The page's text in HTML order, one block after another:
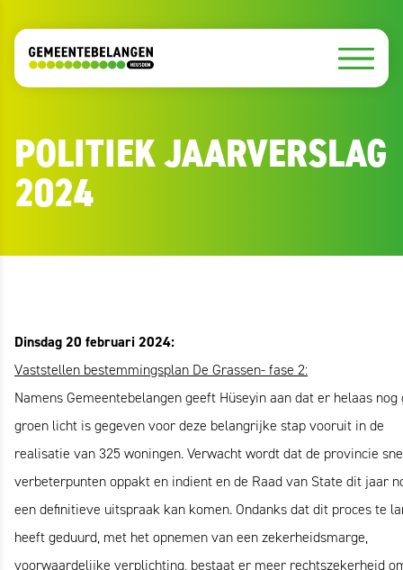
POLITIEK JAARVERSLAG
2024
Dinsdag 20 februari 2024:
Vaststellen bestemmingsplan De Grassen- fase 2:
Namens Gemeentebelangen geeft Hüseyin aan dat er helaas nog
groen licht is gegeven voor deze belangrijke stap vooruit in de
realisatie van 325 woningen. Verwacht wordt dat de provincie
verbeterpunten oppakt en indient en de Raad van State dit jaar
een definitieve uitspraak kan komen. Ondanks dat dit proces te
heeft geduurd, met het opnemen van een zekerheidsmarge,
voorwaardelijke verplichting, bestaat er meer rechtszekerheid